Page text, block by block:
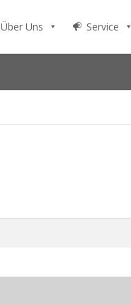
Über Uns Service